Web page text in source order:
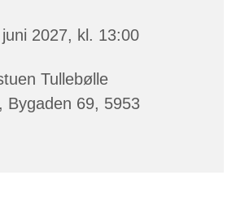
2027, kl. 13:00
Tullebølle
69, 5953